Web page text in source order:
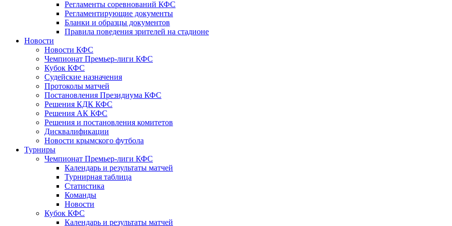
Регламенты соревнований КФС
Регламентирующие документы
Бланки и образцы документов
Правила поведения зрителей на стадионе
Новости
Новости КФС
Чемпионат Премьер-лиги КФС
Кубок КФС
Судейские назначения
Протоколы матчей
Постановления Президиума КФС
Решения КДК КФС
Решения АК КФС
Решения и постановления комитетов
Дисквалификации
Новости крымского футбола
Турниры
Чемпионат Премьер-лиги КФС
Календарь и результаты матчей
Турнирная таблица
Статистика
Команды
Новости
Кубок КФС
Календарь и результаты матчей